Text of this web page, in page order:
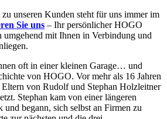
unseren Kunden steht für uns immer im
Sie uns – Ihr persönlicher HOGO
umgehend mit Ihnen in Verbindung und
oft in einer kleinen Garage… und
von HOGO. Vor mehr als 16 Jahren
von Rudolf und Stephan Holzleitner
Stephan kam von einer längeren
und begann, sich selbst an Firmen zu